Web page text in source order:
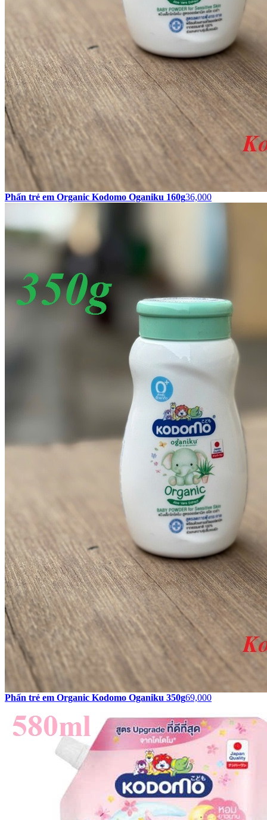
Phấn trẻ em Organic Kodomo Oganiku 160g36,000
Phấn trẻ em Organic Kodomo Oganiku 350g69,000